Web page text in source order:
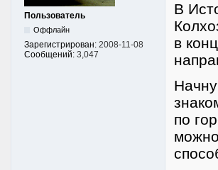
Пользователь
Оффлайн
Зарегистрирован: 2008-11-08
Сообщений: 3,047
В
в
по